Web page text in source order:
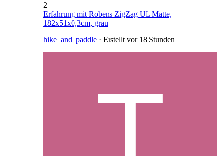
2
Erfahrung mit Robens ZigZag UL Matte,
182x51x0,3cm, grau
hike_and_paddle · Erstellt vor 18 Stunden